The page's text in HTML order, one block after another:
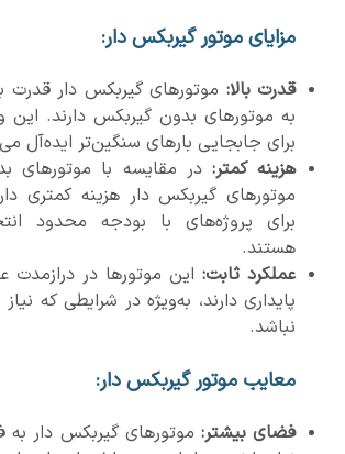
مزایای موتور گیربکس دار:
قدرت بالا: موتورهای گیربکس دار
به موتورهای بدون گیربکس دارند. این
برای جابجایی بارهای سنگین‌تر ایده‌آل
هزینه کمتر:در مقایسه با موتورهای
موتورهای گیربکس دار هزینه کمتری
برای پروژه‌های با بودجه محدود
هستند.
عملکرد ثابت:این موتورها در درازمدت
پایداری دارند، به‌ویژه در شرایطی که
نباشد.
معایب موتور گیربکس دار:
فضای بیشتر:موتورهای گیربکس دار